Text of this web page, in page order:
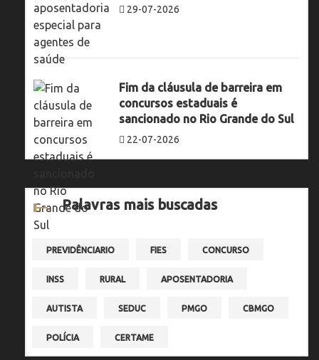
29-07-2026
Fim da cláusula de barreira em
concursos estaduais é
sancionado no Rio Grande do Sul
22-07-2026
Palavras mais buscadas
PREVIDÊNCIARIO FIES CONCURSO
INSS RURAL APOSENTADORIA
AUTISTA SEDUC PMGO CBMGO
POLÍCIA CERTAME